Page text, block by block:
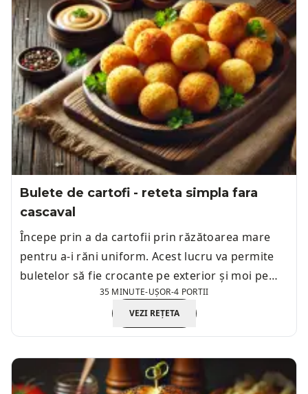
Bulete de cartofi - reteta simpla fara
cascaval
Începe prin a da cartofii prin răzătoarea mare
pentru a-i răni uniform. Acest lucru va permite
buletelor să fie crocante pe exterior și moi pe
35 MINUTE-UȘOR-4 PORTII
VEZI REȚETA